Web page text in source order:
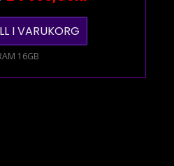
I VARUKORG
16GB